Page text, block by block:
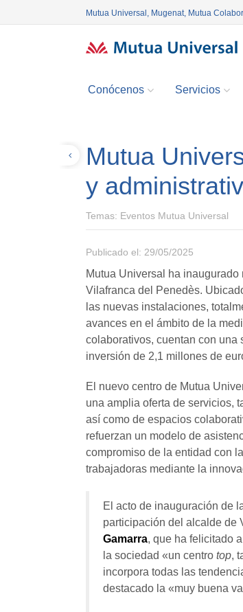
Mutua Universal, Mugenat, Mutua
Conócenos Servicios
Mutua
y
Temas: Eventos Mutua Universal
Publicado el: 29/05/2025
Mutua Universal ha
Vilafranca del Penedès.
las nuevas instalaciones,
avances en el ámbito de la
colaborativos, cuentan con una
inversión de 2,1 millones de
El nuevo centro de Mutua
una amplia oferta de servicios,
así como de espacios
refuerzan un modelo de
compromiso de la entidad con
trabajadoras mediante la
El acto de inauguración de
participación del alcalde de
Gamarra, que ha felicitado
la sociedad «un centro top,
incorpora todas las
destacado la «muy buena